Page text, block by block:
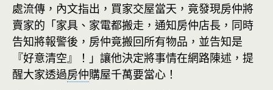
處流傳，內文指出，買家交屋當天，竟發現房仲將
賣家的「家具、家電都搬走，通知房仲店長，同時
告知將報警後，房仲竟搬回所有物品，並告知是
『好意清空』！」讓他決定將事情在網路陳述，提
醒大家透過房仲購屋千萬要當心！